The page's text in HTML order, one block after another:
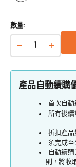
數量:
All
Life
Stages
全
All
Life
全
齡
犬
列
-
雞
產品自動續購
首次自動
所有後續
折扣產品
須完成至
自動續
則，將收